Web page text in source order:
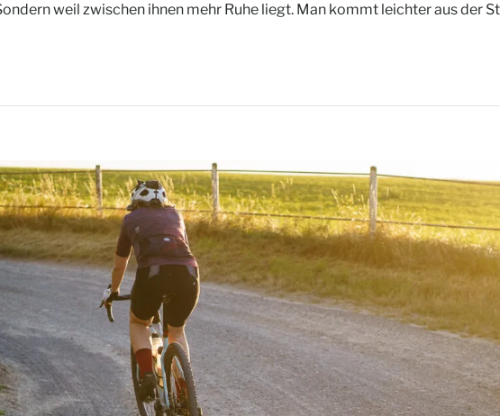
weil zwischen ihnen mehr Ruhe liegt. Man kommt leichter aus der